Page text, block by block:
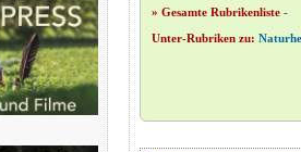
» Gesamte Rubrikenliste -
Unter-Rubriken zu: